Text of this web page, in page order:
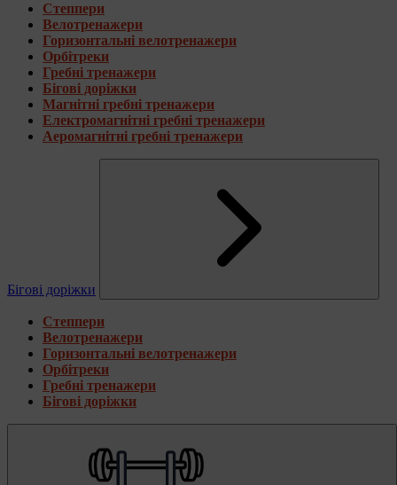
Степпери
Велотренажери
Горизонтальні велотренажери
Орбітреки
Гребні тренажери
Бігові доріжки
Магнітні гребні тренажери
Електромагнітні гребні тренажери
Аеромагнітні гребні тренажери
Бігові доріжки
Степпери
Велотренажери
Горизонтальні велотренажери
Орбітреки
Гребні тренажери
Бігові доріжки